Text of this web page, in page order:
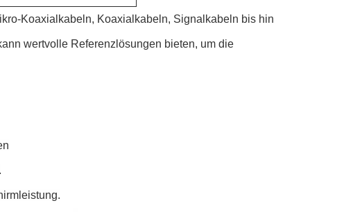
Koaxialkabeln, Koaxialkabeln, Signalkabeln bis hin
wertvolle Referenzlösungen bieten, um die